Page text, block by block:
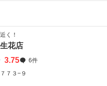
く！
花店
3.75
6件
７３−９